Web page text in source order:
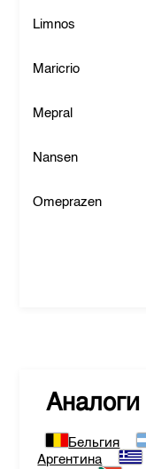
Limnos
Maricrio
Mepral
Nansen
Omeprazen
Аналоги
Бельгия
Аргентина